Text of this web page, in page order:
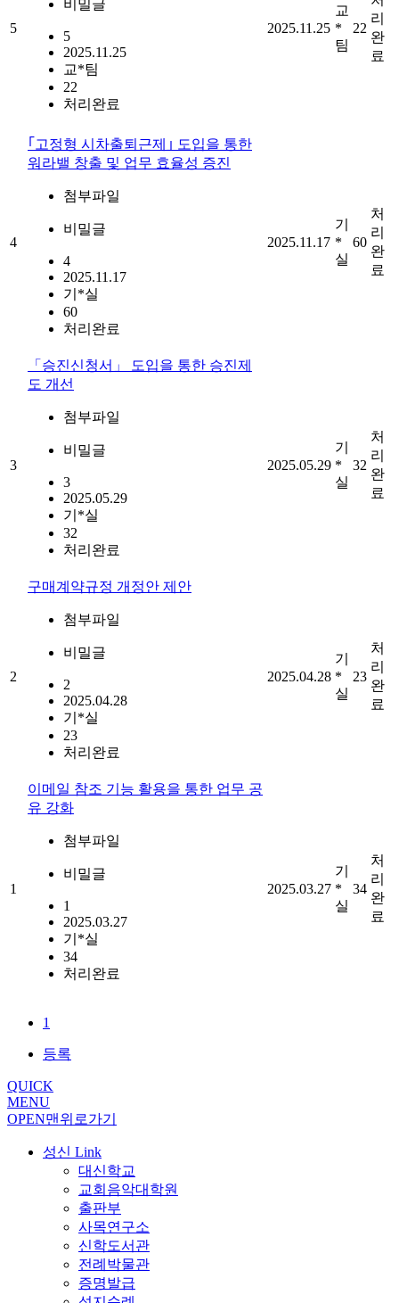
5
비밀글
5
2025.11.25
교*팀
22
처리완료
2025.11.25
교
*
팀
22
리
완
료
4
｢고정형 시차출퇴근제｣ 도입을 통한
워라밸 창출 및 업무 효율성 증진
첨부파일
비밀글
4
2025.11.17
기*실
60
처리완료
2025.11.17
기
*
실
60
처
리
완
료
3
「승진신청서」 도입을 통한 승진제
도 개선
첨부파일
비밀글
3
2025.05.29
기*실
32
처리완료
2025.05.29
기
*
실
32
처
리
완
료
2
구매계약규정 개정안 제안
첨부파일
비밀글
2
2025.04.28
기*실
23
처리완료
2025.04.28
기
*
실
23
처
리
완
료
1
이메일 참조 기능 활용을 통한 업무 공
유 강화
첨부파일
비밀글
1
2025.03.27
기*실
34
처리완료
2025.03.27
기
*
실
34
처
리
완
료
1
등록
QUICK
MENU
OPEN맨위로가기
성신 Link
대신학교
교회음악대학원
출판부
사목연구소
신학도서관
전례박물관
증명발급